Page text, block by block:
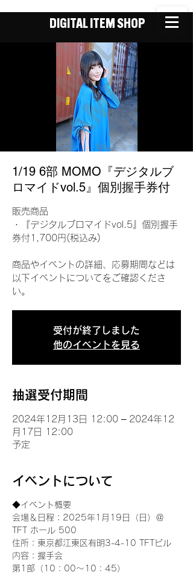
DIGITAL ITEM SHOP
1/19 6部 MOMO『デジタルブ
ロマイドvol.5』個別握手券付
販売商品
・『デジタルブロマイドvol.5』個別握手
券付1,700円(税込み)
商品やイベントの詳細、応募期間などは
以下イベントについてをご確認くださ
い。
受付が終了しました
他のイベントを見る
抽選受付期間
2024年12月13日 12:00 – 2024年12
月17日 12:00
予定
イベントについて
◆イベント概要
会場＆日程：2025年1月19日（日）＠
TFT ホール 500
住所：東京都江東区有明3-4-10 TFTビル
内容：握手会
第1部（10：00～10：45）